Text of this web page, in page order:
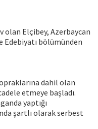
olan Elçibey, Azerbaycan
Edebiyatı bölümünden
dahil olan
etmeye başladı.
yaptığı
şartlı olarak serbest